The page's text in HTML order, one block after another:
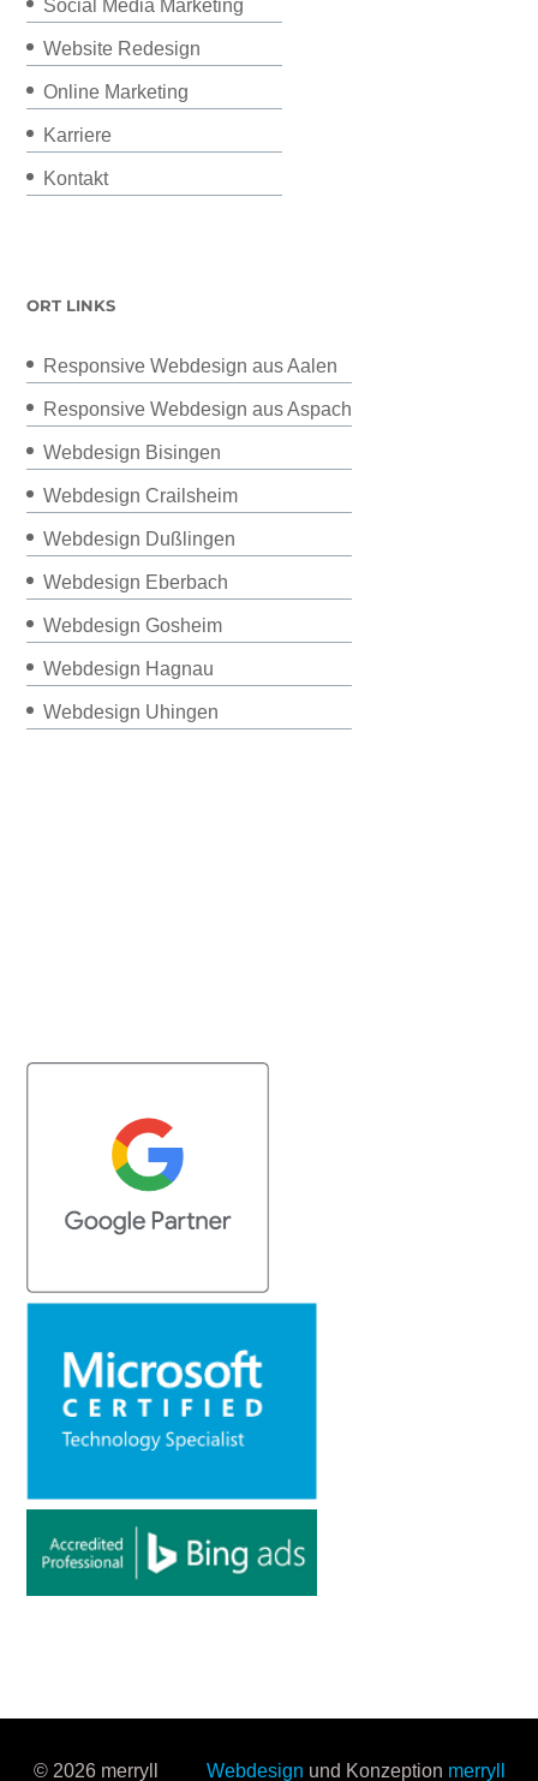
Social Media Marketing
Website Redesign
Online Marketing
Karriere
Kontakt
ORT LINKS
Responsive Webdesign aus Aalen
Responsive Webdesign aus Aspach
Webdesign Bisingen
Webdesign Crailsheim
Webdesign Dußlingen
Webdesign Eberbach
Webdesign Gosheim
Webdesign Hagnau
Webdesign Uhingen
© 2026 merryll Webdesign und Konzeption merryll